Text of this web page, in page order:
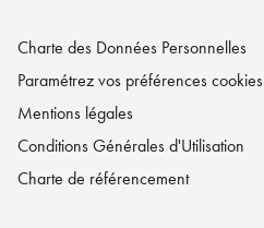
Charte des Données Personnelles
Paramétrez vos préférences cookies
Mentions légales
Conditions Générales d'Utilisation
Charte de référencement